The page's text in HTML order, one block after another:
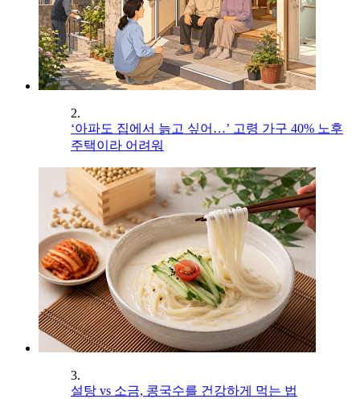
2.
‘아파도 집에서 늙고 싶어…’ 고령 가구 40% 노후
주택이라 어려워
3.
설탕 vs 소금, 콩국수를 건강하게 먹는 법